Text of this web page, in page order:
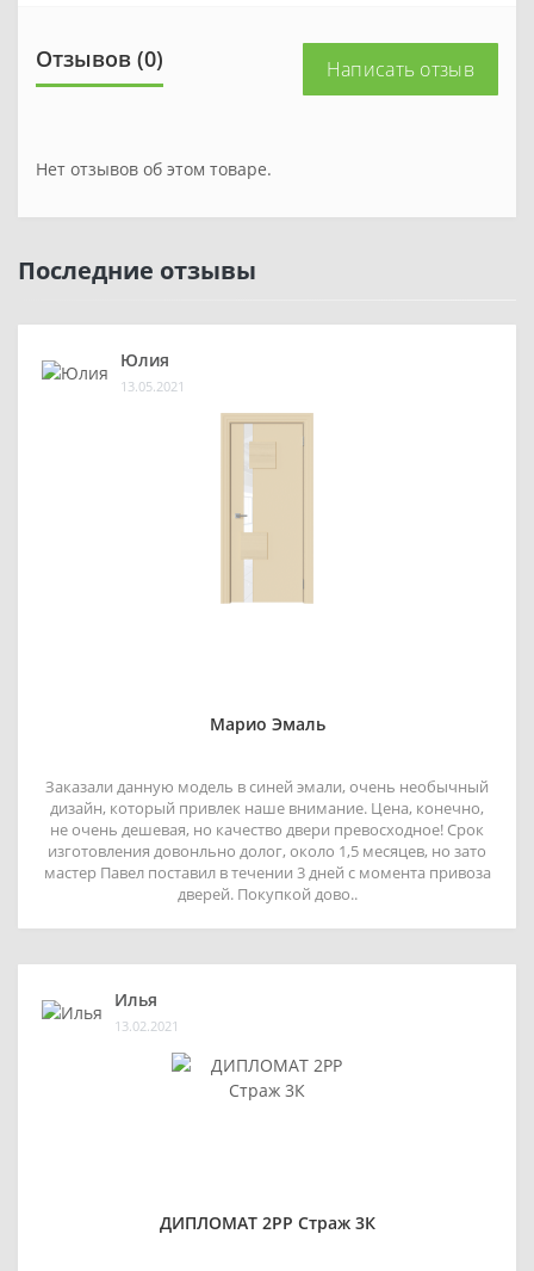
Отзывов (0) Написать отзыв
Нет отзывов об этом товаре.
Последние отзывы
Юлия
13.05.2021
Марио Эмаль
Заказали данную модель в синей эмали, очень необычный
дизайн, который привлек наше внимание. Цена, конечно,
не очень дешевая, но качество двери превосходное! Срок
изготовления довонльно долог, около 1,5 месяцев, но зато
мастер Павел поставил в течении 3 дней с момента привоза
дверей. Покупкой дово..
Илья
13.02.2021
ДИПЛОМАТ 2РР Страж 3К